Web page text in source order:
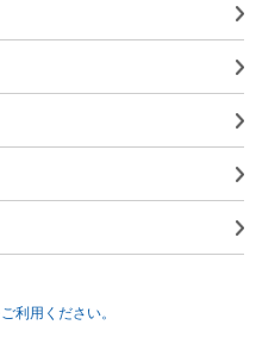
利用ください。